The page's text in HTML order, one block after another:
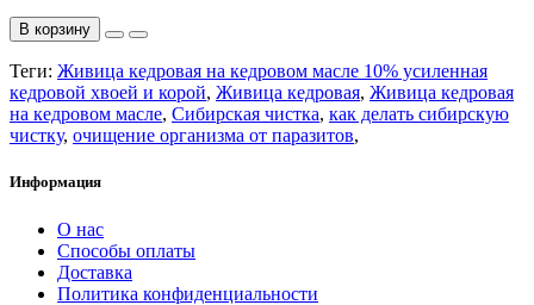
В корзину
Теги: Живица кедровая на кедровом масле 10% усиленная
кедровой хвоей и корой, Живица кедровая, Живица кедровая
на кедровом масле, Сибирская чистка, как делать сибирскую
чистку, очищение организма от паразитов,
Информация
О нас
Способы оплаты
Доставка
Политика конфиденциальности